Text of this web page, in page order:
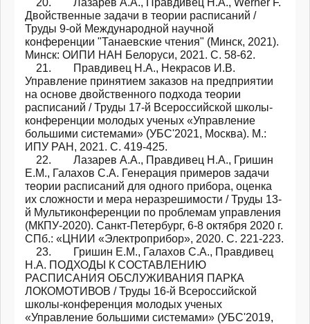
20. Лазарев А.А., Правдивец Н.А., Werner F.
Двойственные задачи в теории расписаний /
Труды 9-ой Международной научной
конференции "Танаевские чтения" (Минск, 2021).
Минск: ОИПИ НАН Белоруси, 2021. С. 58-62.
21. Правдивец Н.А., Некрасов И.В.
Управление принятием заказов на предприятии
на основе двойственного подхода теории
расписаний / Труды 17-й Всероссийской школы-
конференции молодых ученых «Управление
большими системами» (УБС'2021, Москва). М.:
ИПУ РАН, 2021. С. 419-425.
22. Лазарев А.А., Правдивец Н.А., Гришин
Е.М., Галахов С.А. Генерация примеров задачи
теории расписаний для одного прибора, оценка
их сложности и мера неразрешимости / Труды 13-
й Мультиконференции по проблемам управления
(МКПУ-2020). Санкт-Петербург, 6-8 октября 2020 г.
СПб.: «ЦНИИ «Электроприбор», 2020. С. 221-223.
23. Гришин Е.М., Галахов С.А., Правдивец
Н.А. ПОДХОДЫ К СОСТАВЛЕНИЮ
РАСПИСАНИЯ ОБСЛУЖИВАНИЯ ПАРКА
ЛОКОМОТИВОВ / Труды 16-й Всероссийской
школы-конференция молодых ученых
«Управление большими системами» (УБС'2019,